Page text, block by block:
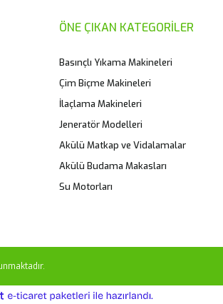
Gönder
ÖNE ÇIKAN KATEGORİLER
Basınçlı Yıkama Makineleri
Çim Biçme Makineleri
İlaçlama Makineleri
Jeneratör Modelleri
Akülü Matkap ve Vidalamalar
Akülü Budama Makasları
Su Motorları
ideasoft
e-